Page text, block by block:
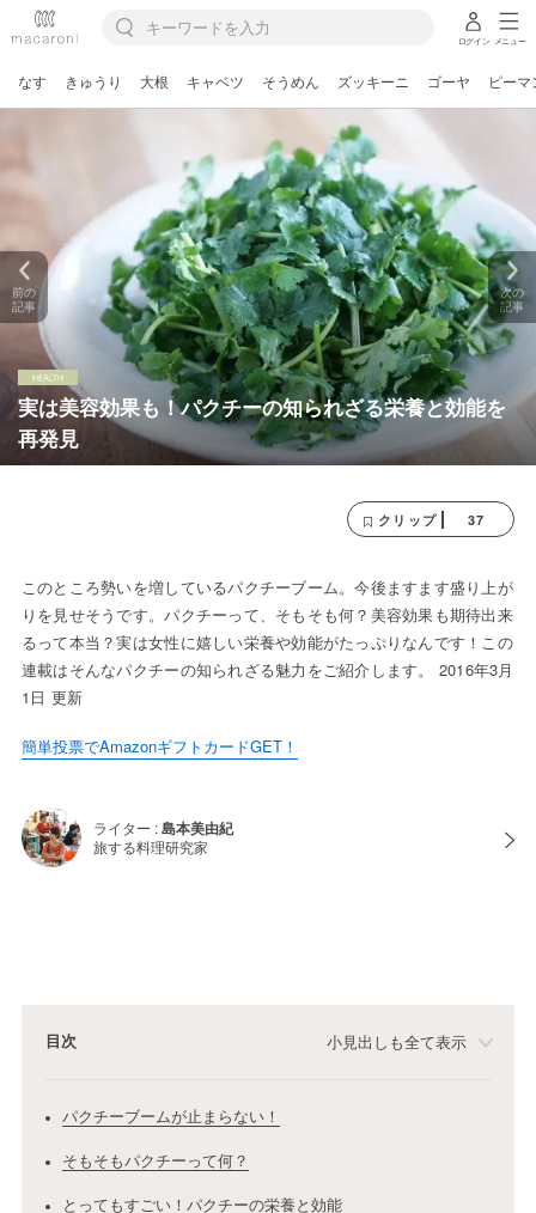
ログイン メニュー
なす きゅうり 大根 キャベツ そうめん ズッキーニ ゴーヤ ピーマ
実は美容効果も！パクチーの知られざる栄養と効能を
再発見
前の
記事
次の
記事
クリップ 37
このところ勢いを増しているパクチーブーム。今後ますます盛り上が
りを見せそうです。パクチーって、そもそも何？美容効果も期待出来
るって本当？実は女性に嬉しい栄養や効能がたっぷりなんです！この
連載はそんなパクチーの知られざる魅力をご紹介します。 2016年3月
1日 更新
簡単投票でAmazonギフトカードGET！
ライター :島本美由紀
旅する料理研究家
目次 小見出しも全て表示
パクチーブームが止まらない！
そもそもパクチーって何？
とってもすごい！パクチーの栄養と効能